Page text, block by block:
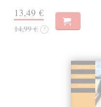
13,49 €
14,99 € ?